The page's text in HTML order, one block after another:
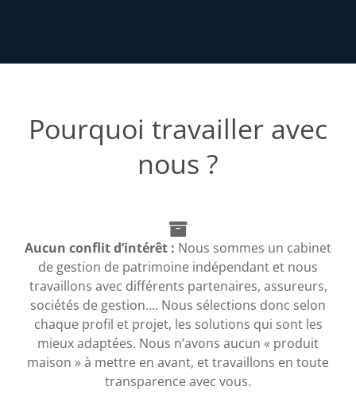
Pourquoi travailler avec
nous ?
Aucun conflit d’intérêt : Nous sommes un cabinet
de gestion de patrimoine indépendant et nous
travaillons avec différents partenaires, assureurs,
sociétés de gestion…. Nous sélections donc selon
chaque profil et projet, les solutions qui sont les
mieux adaptées. Nous n’avons aucun « produit
maison » à mettre en avant, et travaillons en toute
transparence avec vous.